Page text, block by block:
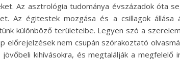
Az asztrológia tudománya évszázadok óta
Az égitestek mozgása és a csillagok állása
különböző területeibe. Legyen szó a
előrejelzések nem csupán szórakoztató
kihívásokra, és megtalálják a